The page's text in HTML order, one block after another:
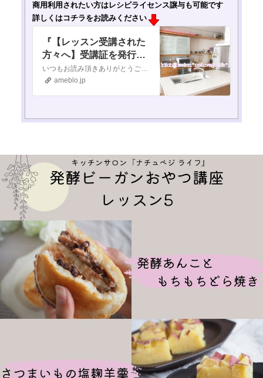
商用利用されたい方はレシピライセンス譲与も可能です
詳しくはコチラをお読みください
『【レッスン受講された
方々へ】受講証を発行し
ます』
いつもお読み頂きありがとうございます 「食べることはあなたを作ること」大切な人の健康と笑顔と未来を毎日の食事でサポートしたいあなたへ 野菜ソムリエ協会認定料…
ameblo.jp